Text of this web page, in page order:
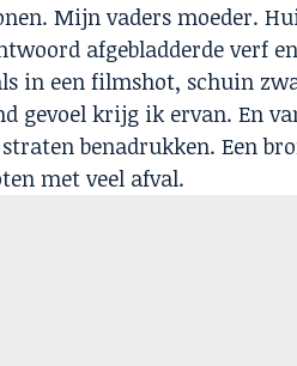
Mijn vaders moeder.
afgebladderde verf
in een filmshot, schuin
gevoel krijg ik ervan. En
benadrukken. Een
met veel afval.